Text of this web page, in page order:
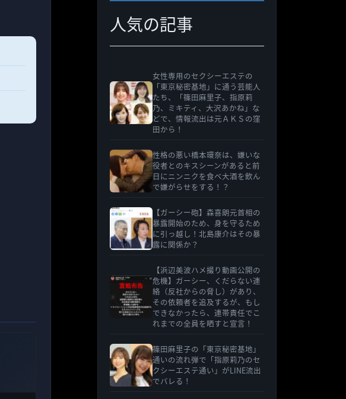
人気の記事
女性専用のセクシーエステの
「東京秘密基地」に通う芸能人
たち、「篠田麻里子、指原莉
乃、ミキティ、大沢あかね」な
どで、情報流出は元ＡＫＳの窪
田から！
性格の悪い橋本環奈は、嫌いな
役者とのキスシーンがあると前
日にニンニクを食べ大酒を飲ん
で嫌がらせをする！？
【ガーシー砲】森喜朗元首相の
暴露開始のため、身を守るため
に引っ越し！北島康介はその暴
露に関係か？
【浜辺美波ハメ撮り動画公開の
危機】ガーシー、くだらない連
絡（反社からの脅し）があり、
その依頼者を追及するが、もし
できなかったら、連帯責任でこ
れまでの全員を晒すと宣言！
篠田麻里子の「東京秘密基地」
通いの流れ弾で「指原莉乃のセ
クシーエステ通い」がLINE流出
でバレる！